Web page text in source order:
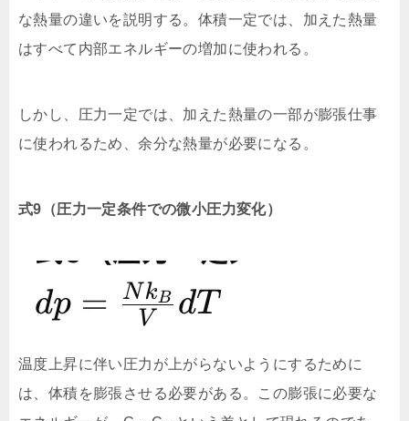
な熱量の違いを説明する。体積一定では、加えた熱量
はすべて内部エネルギーの増加に使われる。
しかし、圧力一定では、加えた熱量の一部が膨張仕事
に使われるため、余分な熱量が必要になる。
式9（圧力一定条件での微小圧力変化）
温度上昇に伴い圧力が上がらないようにするために
は、体積を膨張させる必要がある。この膨張に必要な